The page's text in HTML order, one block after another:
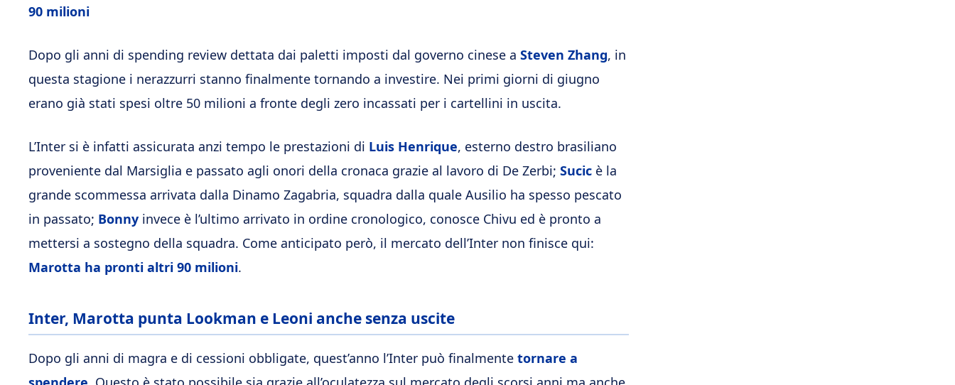
90 milioni
Dopo gli anni di spending review dettata dai paletti imposti dal governo cinese a Steven Zhang, in
questa stagione i nerazzurri stanno finalmente tornando a investire. Nei primi giorni di giugno
erano già stati spesi oltre 50 milioni a fronte degli zero incassati per i cartellini in uscita.
L’Inter si è infatti assicurata anzi tempo le prestazioni di Luis Henrique, esterno destro brasiliano
proveniente dal Marsiglia e passato agli onori della cronaca grazie al lavoro di De Zerbi; Sucic è la
grande scommessa arrivata dalla Dinamo Zagabria, squadra dalla quale Ausilio ha spesso pescato
in passato; Bonny invece è l’ultimo arrivato in ordine cronologico, conosce Chivu ed è pronto a
mettersi a sostegno della squadra. Come anticipato però, il mercato dell’Inter non finisce qui:
Marotta ha pronti altri 90 milioni.
Inter, Marotta punta Lookman e Leoni anche senza uscite
Dopo gli anni di magra e di cessioni obbligate, quest’anno l’Inter può finalmente tornare a